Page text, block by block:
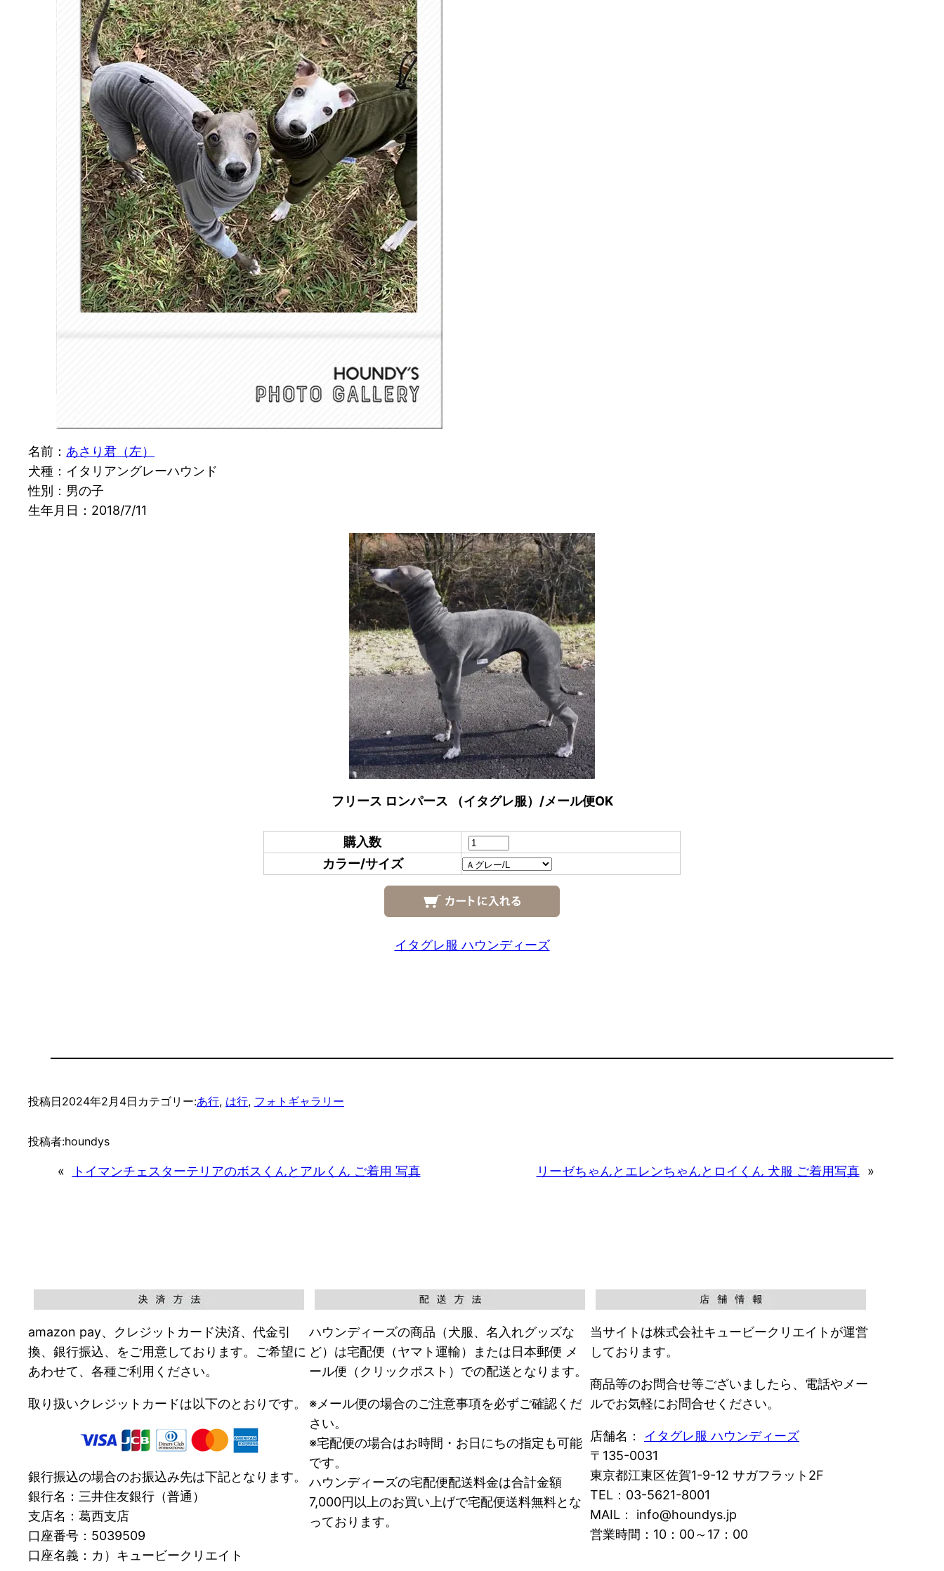
名前： あさり君（左）
犬種：イタリアングレーハウンド
性別：男の子
生年月日：2018/7/11
フリース ロンパース （イタグレ服）/メール便OK
購入数
カラー/サイズ
イタグレ服 ハウンディーズ
投稿日2024年2月4日 カテゴリー:あ行, は行, フォトギャラリー
投稿者:houndys
« トイマンチェスターテリアのボスくんとアルくん ご着用 写真 リーゼちゃんとエレンちゃんとロイくん 犬服 ご着用写真 »
amazon pay、クレジットカード決済、代金引
換、銀行振込、をご用意しております。ご希望に
あわせて、各種ご利用ください。
取り扱いクレジットカードは以下のとおりです。
銀行振込の場合のお振込み先は下記となります。
銀行名：三井住友銀行（普通）
支店名：葛西支店
口座番号：5039509
口座名義：カ）キュービークリエイト
ハウンディーズの商品（犬服、名入れグッズな
ど）は宅配便（ヤマト運輸）または日本郵便 メ
ール便（クリックポスト）での配送となります。
※メール便の場合のご注意事項を必ずご確認くだ
さい。
※宅配便の場合はお時間・お日にちの指定も可能
です。
ハウンディーズの宅配便配送料金は合計金額
7,000円以上のお買い上げで宅配便送料無料とな
っております。
当サイトは株式会社キュービークリエイトが運営
しております。
商品等のお問合せ等ございましたら、電話やメー
ルでお気軽にお問合せください。
店舗名： イタグレ服 ハウンディーズ
〒135-0031
東京都江東区佐賀1-9-12 サガフラット2F
TEL：03-5621-8001
MAIL： info@houndys.jp
営業時間：10：00～17：00